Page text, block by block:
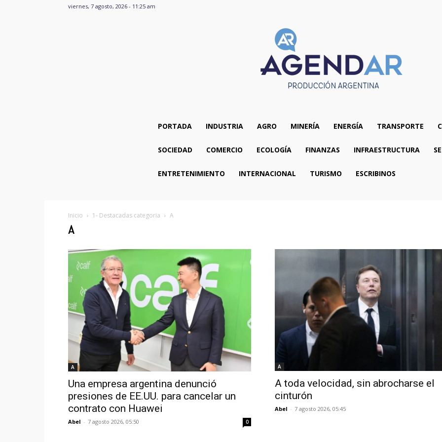
viernes, 7 agosto, 2026 - 11:25 am
PORTADA INDUSTRIA AGRO MINERÍA ENERGÍA TRANSPORTE
SOCIEDAD COMERCIO ECOLOGÍA FINANZAS INFRAESTRUCTURA
ENTRETENIMIENTO INTERNACIONAL TURISMO ESCRIBINOS
Inicio 1- Destacadas categoria A
A
A
Una empresa argentina denunció
presiones de EE.UU. para cancelar un
contrato con Huawei
Abel - 7 agosto 2026, 05:50 0
A
A toda velocidad, sin abrocharse el
cinturón
Abel - 7 agosto 2026, 05:45